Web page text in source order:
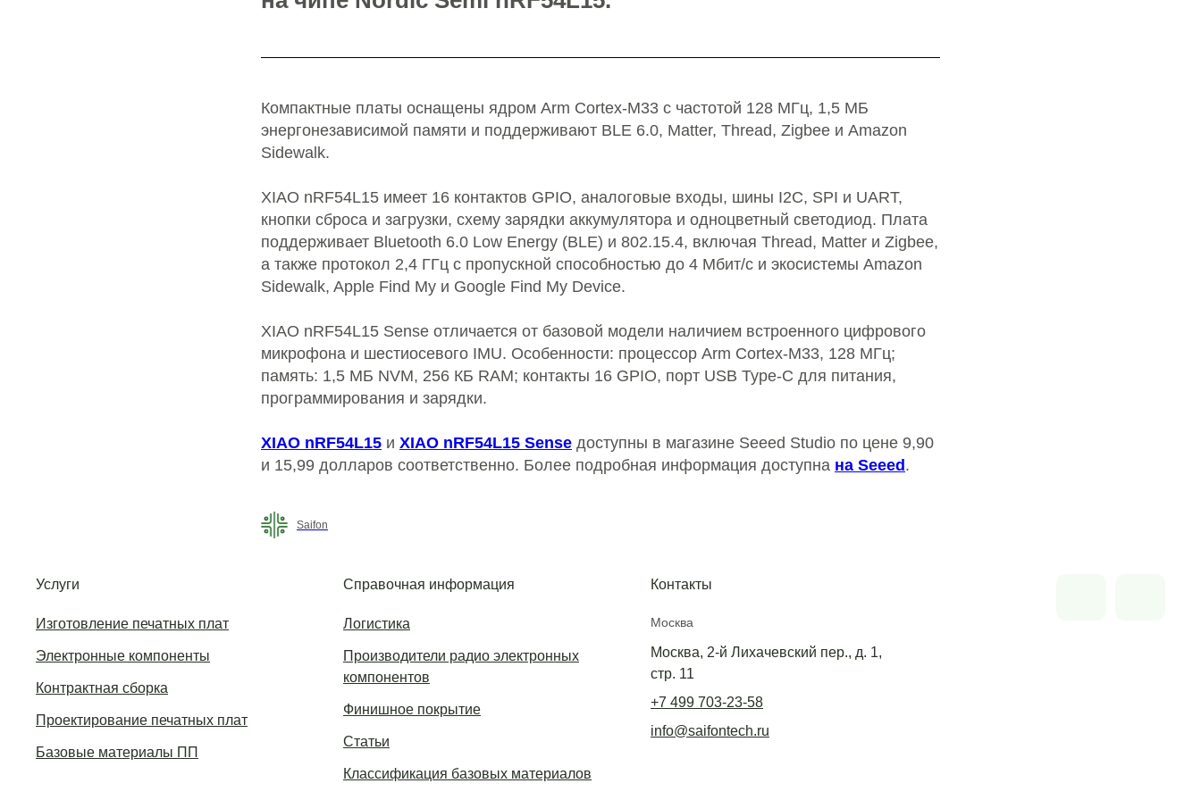
Компактные платы оснащены ядром Arm Cortex-M33 с частотой 128 МГц, 1,5 МБ
энергонезависимой памяти и поддерживают BLE 6.0, Matter, Thread, Zigbee и Amazon
Sidewalk.
XIAO nRF54L15 имеет 16 контактов GPIO, аналоговые входы, шины I2C, SPI и UART,
кнопки сброса и загрузки, схему зарядки аккумулятора и одноцветный светодиод. Плата
поддерживает Bluetooth 6.0 Low Energy (BLE) и 802.15.4, включая Thread, Matter и Zigbee,
а также протокол 2,4 ГГц с пропускной способностью до 4 Мбит/с и экосистемы Amazon
Sidewalk, Apple Find My и Google Find My Device.
XIAO nRF54L15 Sense отличается от базовой модели наличием встроенного цифрового
микрофона и шестиосевого IMU. Особенности: процессор Arm Cortex-M33, 128 МГц;
память: 1,5 МБ NVM, 256 КБ RAM; контакты 16 GPIO, порт USB Type-C для питания,
программирования и зарядки.
XIAO nRF54L15 и XIAO nRF54L15 Sense доступны в магазине Seeed Studio по цене 9,90
и 15,99 долларов соответственно. Более подробная информация доступна на Seeed .
Saifon
Контакты
Москва
Москва, 2-й Лихачевский пер., д. 1,
стр. 11
+7 499 703-23-58
info@saifontech.ru
Справочная информация
Статьи
Классификация базовых материалов
Изготовление печатных плат
Электронные компоненты
Контрактная сборка
Проектирование печатных плат
Базовые материалы ПП
Услуги
Логистика
Финишное покрытие
Производители радио электронных
компонентов